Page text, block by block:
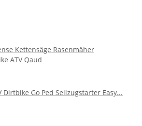
Kettensäge Rasenmäher
ATV Qaud